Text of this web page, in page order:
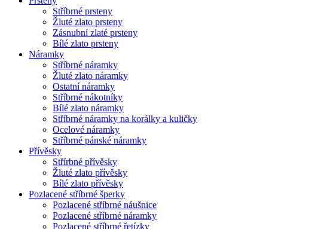
Stříbrné prsteny
Žluté zlato prsteny
Zásnubní zlaté prsteny
Bílé zlato prsteny
Náramky
Stříbrné náramky
Žluté zlato náramky
Ostatní náramky
Stříbrné nákotníky
Bílé zlato náramky
Stříbrné náramky na korálky a kuličky
Ocelové náramky
Stříbrné pánské náramky
Přívěsky
Střírbné přívěsky
Žluté zlato přívěsky
Bílé zlato přívěsky
Pozlacené stříbrné šperky
Pozlacené stříbrné náušnice
Pozlacené stříbrné náramky
Pozlacené stříbrné řetízky